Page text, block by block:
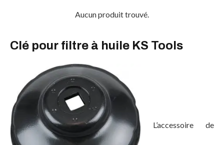
Aucun produit trouvé.
Clé pour filtre à huile KS Tools
L’accessoire de